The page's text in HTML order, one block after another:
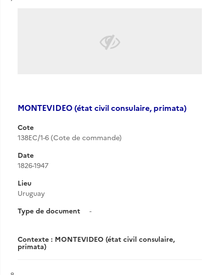
MONTEVIDEO (état civil consulaire, primata)
Cote
138EC/1-6 (Cote de commande)
Date
1826-1947
Lieu
Uruguay
Type de document
-
Contexte : MONTEVIDEO (état civil consulaire,
primata)